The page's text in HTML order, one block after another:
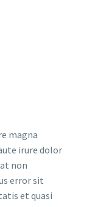
magna
irure dolor
non
error sit
et quasi